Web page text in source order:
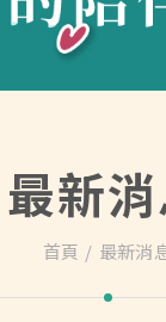
最新
首頁 最新消